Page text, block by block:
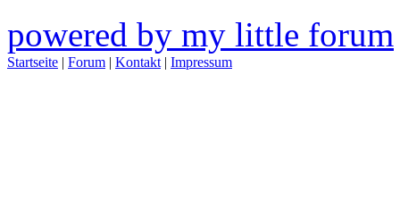
powered by my little forum
Startseite | Forum | Kontakt | Impressum